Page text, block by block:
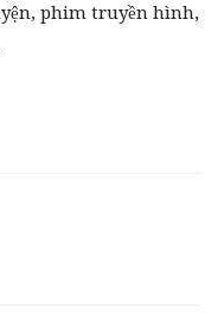
phim truyền hình,